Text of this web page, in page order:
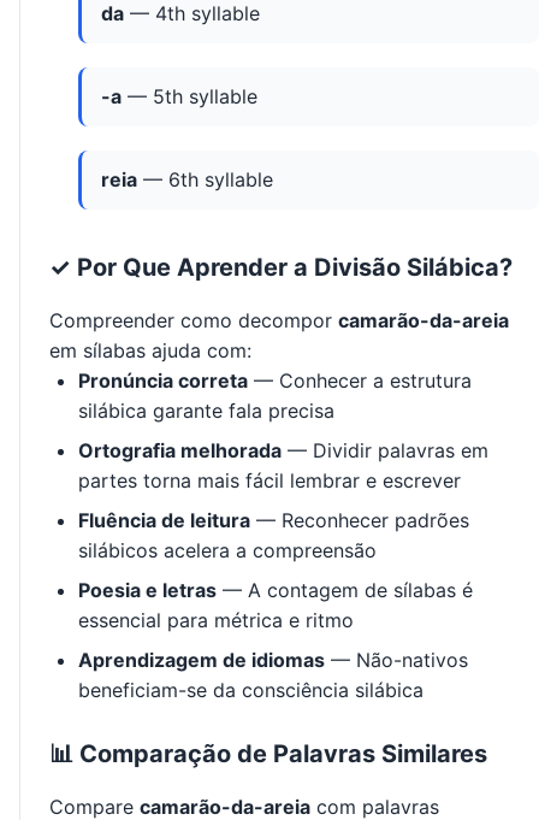
da — 4th syllable
-a — 5th syllable
reia — 6th syllable
✓ Por Que Aprender a Divisão Silábica?
Compreender como decompor camarão-da-areia
em sílabas ajuda com:
Pronúncia correta — Conhecer a estrutura
silábica garante fala precisa
Ortografia melhorada — Dividir palavras em
partes torna mais fácil lembrar e escrever
Fluência de leitura — Reconhecer padrões
silábicos acelera a compreensão
Poesia e letras — A contagem de sílabas é
essencial para métrica e ritmo
Aprendizagem de idiomas — Não-nativos
beneficiam-se da consciência silábica
📊 Comparação de Palavras Similares
Compare camarão-da-areia com palavras